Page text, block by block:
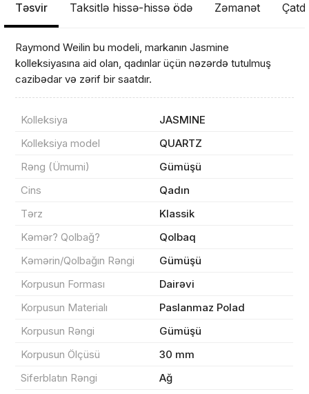
Təsvir Taksitlə hissə-hissə ödə Zəmanət
Raymond Weilin bu modeli, markanın Jasmine
kolleksiyasına aid olan, qadınlar üçün nəzərdə tutulmuş
cazibədar və zərif bir saatdır.
Kolleksiya
JASMINE
Kolleksiya model
QUARTZ
Rəng (Ümumi)
Gümüşü
Cins
Qadın
Tərz
Klassik
Kəmər? Qolbağ?
Qolbaq
Kəmərin/Qolbağın Rəngi
Gümüşü
Korpusun Forması
Dairəvi
Korpusun Materialı
Paslanmaz Polad
Korpusun Rəngi
Gümüşü
Korpusun Ölçüsü
30 mm
Siferblatın Rəngi
Ağ
Məhsul(lar) səbətə əlavə edildi
Sifarişin detalları
Məhsul toplam
Endirim
Çatdırılma